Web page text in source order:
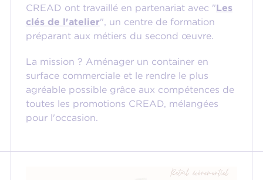
CREAD ont travaillé en partenariat avec "Les
clés de l'atelier", un centre de formation
préparant aux métiers du second œuvre.
La mission ? Aménager un container en
surface commerciale et le rendre le plus
agréable possible grâce aux compétences de
toutes les promotions CREAD, mélangées
pour l'occasion.